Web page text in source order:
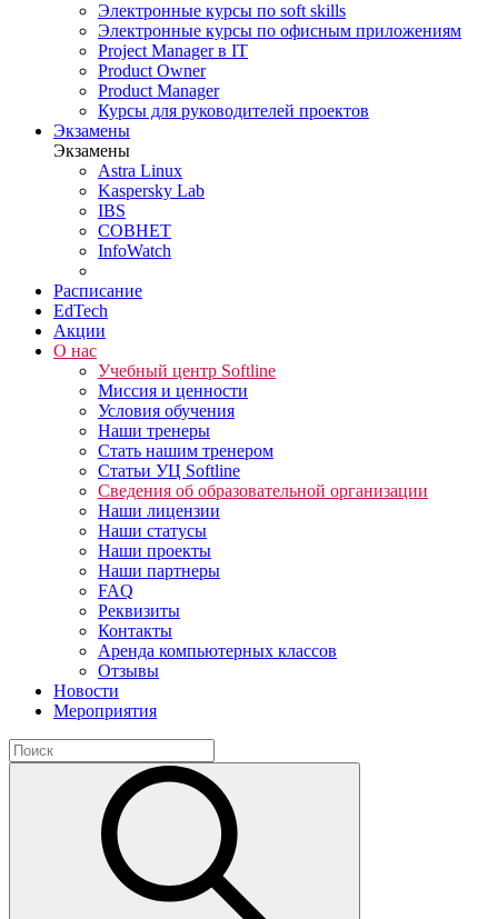
Электронные курсы по soft skills
Электронные курсы по офисным приложениям
Project Manager в IT
Product Owner
Product Manager
Курсы для руководителей проектов
Экзамены
Экзамены
Astra Linux
Kaspersky Lab
IBS
СОВНЕТ
InfoWatch
Расписание
EdTech
Акции
О нас
Учебный центр Softline
Миссия и ценности
Условия обучения
Наши тренеры
Стать нашим тренером
Статьи УЦ Softline
Сведения об образовательной организации
Наши лицензии
Наши статусы
Наши проекты
Наши партнеры
FAQ
Реквизиты
Контакты
Аренда компьютерных классов
Отзывы
Новости
Мероприятия